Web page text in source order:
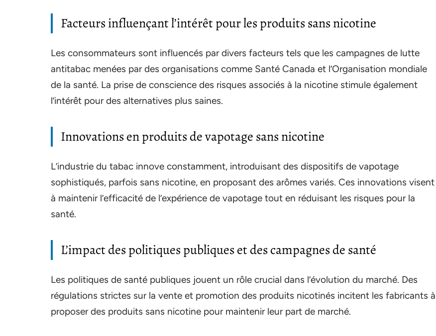
Facteurs influençant l’intérêt pour les produits sans nicotine
Les consommateurs sont influencés par divers facteurs tels que les campagnes de lutte
antitabac menées par des organisations comme Santé Canada et l’Organisation mondiale
de la santé. La prise de conscience des risques associés à la nicotine stimule également
l’intérêt pour des alternatives plus saines.
Innovations en produits de vapotage sans nicotine
L’industrie du tabac innove constamment, introduisant des dispositifs de vapotage
sophistiqués, parfois sans nicotine, en proposant des arômes variés. Ces innovations visent
à maintenir l’efficacité de l’expérience de vapotage tout en réduisant les risques pour la
santé.
L’impact des politiques publiques et des campagnes de santé
Les politiques de santé publiques jouent un rôle crucial dans l’évolution du marché. Des
régulations strictes sur la vente et promotion des produits nicotinés incitent les fabricants à
proposer des produits sans nicotine pour maintenir leur part de marché.